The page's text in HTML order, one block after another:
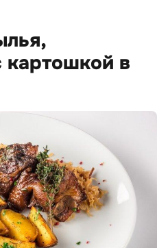
картошкой в